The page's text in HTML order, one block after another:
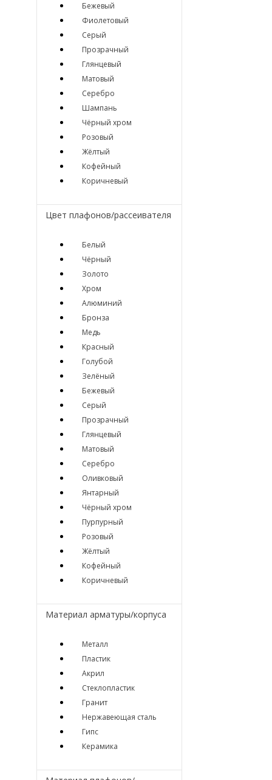
Бежевый
Фиолетовый
Серый
Прозрачный
Глянцевый
Матовый
Серебро
Шампань
Чёрный хром
Розовый
Жёлтый
Кофейный
Коричневый
Цвет плафонов/рассеивателя
Белый
Чёрный
Золото
Хром
Алюминий
Бронза
Медь
Красный
Голубой
Зелёный
Бежевый
Серый
Прозрачный
Глянцевый
Матовый
Серебро
Оливковый
Янтарный
Чёрный хром
Пурпурный
Розовый
Жёлтый
Кофейный
Коричневый
Материал арматуры/корпуса
Металл
Пластик
Акрил
Стеклопластик
Гранит
Нержавеющая сталь
Гипс
Керамика